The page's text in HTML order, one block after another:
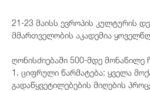
21-23 მაისს ევროპის კულტურის
მმართველობის აკადემია
ღონისძიებაში 500-მდე
1. ციფრული წარმატება: ყველა
გადაწყვეტილებების მიღების